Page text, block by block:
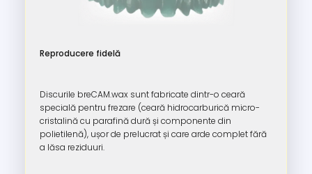
Reproducere fidelă
Discurile breCAM.wax sunt fabricate dintr-o ceară
specială pentru frezare (ceară hidrocarburică micro-
cristalină cu parafină dură și componente din
polietilenă), ușor de prelucrat și care arde complet fără
a lăsa reziduuri.